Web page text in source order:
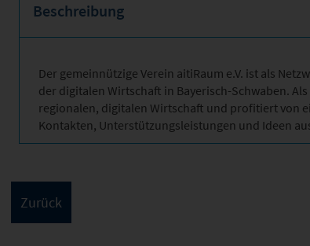
Beschreibung
Der gemeinnützige Verein aitiRaum e.V. ist als
der digitalen Wirtschaft in Bayerisch-Schwaben.
regionalen, digitalen Wirtschaft und profitiert von
Kontakten, Unterstützungsleistungen und Ideen